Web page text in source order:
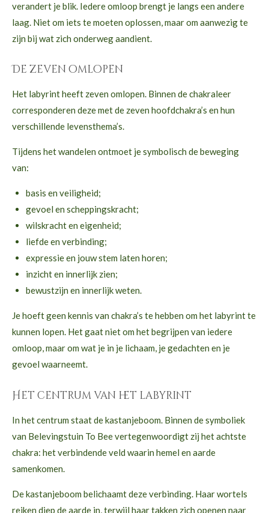
verandert je blik. Iedere omloop brengt je langs een andere
laag. Niet om iets te moeten oplossen, maar om aanwezig te
zijn bij wat zich onderweg aandient.
De zeven omlopen
Het labyrint heeft zeven omlopen. Binnen de chakraleer
corresponderen deze met de zeven hoofdchakra’s en hun
verschillende levensthema’s.
Tijdens het wandelen ontmoet je symbolisch de beweging
van:
basis en veiligheid;
gevoel en scheppingskracht;
wilskracht en eigenheid;
liefde en verbinding;
expressie en jouw stem laten horen;
inzicht en innerlijk zien;
bewustzijn en innerlijk weten.
Je hoeft geen kennis van chakra’s te hebben om het labyrint te
kunnen lopen. Het gaat niet om het begrijpen van iedere
omloop, maar om wat je in je lichaam, je gedachten en je
gevoel waarneemt.
Het centrum van het labyrint
In het centrum staat de kastanjeboom. Binnen de symboliek
van Belevingstuin To Bee vertegenwoordigt zij het achtste
chakra: het verbindende veld waarin hemel en aarde
samenkomen.
De kastanjeboom belichaamt deze verbinding. Haar wortels
reiken diep de aarde in, terwijl haar takken zich openen naar